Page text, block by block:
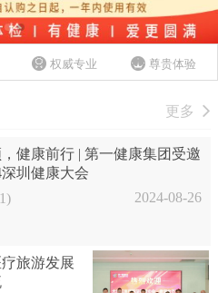
权威专业 尊贵体验
更多
健康前行 | 第一健康集团受邀
深圳健康大会
2024-08-26
旅游发展